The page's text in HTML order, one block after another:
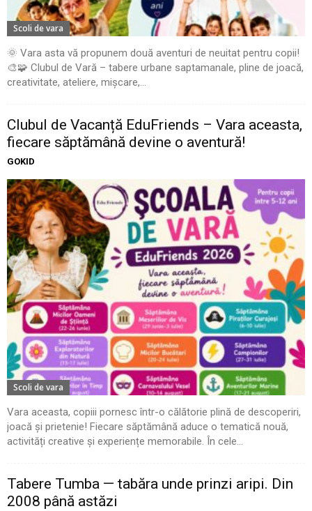
Scoli de vara
🌞 Vara asta vă propunem două aventuri de neuitat pentru copii!
🎨🧩 Clubul de Vară – tabere urbane saptamanale, pline de joacă,
creativitate, ateliere, mișcare,...
Clubul de Vacanță EduFriends – Vara aceasta,
fiecare săptămână devine o aventură!
GOKID
Scoli de vara
Vara aceasta, copiii pornesc într-o călătorie plină de descoperiri,
joacă și prietenie! Fiecare săptămână aduce o tematică nouă,
activități creative și experiențe memorabile. În cele...
Tabere Tumba — tabăra unde prinzi aripi. Din
2008 până astăzi